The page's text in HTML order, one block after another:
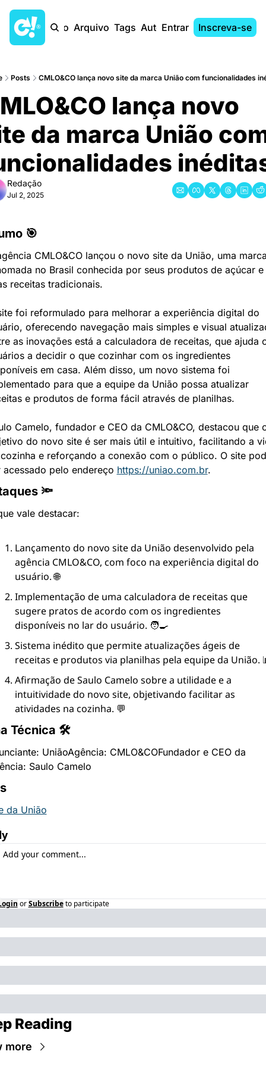
Início Arquivo Tags AutoresEntrar Inscreva-se
Posts CMLO&CO lança novo site da marca União com funcionalidades
lança novo
da marca União
Redação
Jul 2, 2025
🎯
CMLO&CO lançou o novo site da União, uma
no Brasil conhecida por seus produtos de açúcar e
receitas tradicionais.
foi reformulado para melhorar a experiência digital do
oferecendo navegação mais simples e visual
as inovações está a calculadora de receitas, que ajuda
a decidir o que cozinhar com os ingredientes
em casa. Além disso, um novo sistema foi
para que a equipe da União possa atualizar
e produtos de forma fácil através de planilhas.
Camelo, fundador e CEO da CMLO&CO, destacou que
do novo site é ser mais útil e intuitivo, facilitando a
e reforçando a conexão com o público. O site
acessado pelo endereço https://uniao.com.br.
🔦
vale destacar:
Lançamento do novo site da União desenvolvido pela
agência CMLO&CO, com foco na experiência digital do
usuário. 🌐
Implementação de uma calculadora de receitas que
sugere pratos de acordo com os ingredientes
disponíveis no lar do usuário. 🧑‍🍳
Sistema inédito que permite atualizações ágeis de
receitas e produtos via planilhas pela equipe da União.
Afirmação de Saulo Camelo sobre a utilidade e a
intuitividade do novo site, objetivando facilitar as
atividades na cozinha. 💬
Técnica 🛠
UniãoAgência: CMLO&COFundador e CEO da
Saulo Camelo
da União
or Subscribe to participate
Reading
more